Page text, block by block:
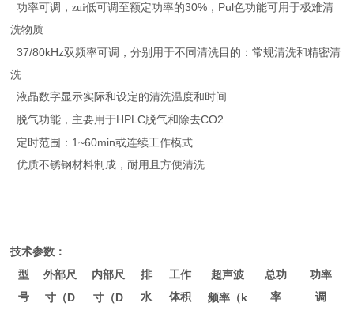
功率可调，zui低可调至额定功率的30% ， Pul色功能可用于极难清
洗物质
37/80kHz双频率可调，分别用于不同清洗目的：常规清洗和精密清
洗
液晶数字显示实际和设定的清洗温度和时间
脱气功能，主要用于HPLC脱气和除去CO2
定时范围： 1~60min或连续工作模式
优质不锈钢材料制成，耐用且方便清洗
技术参数：
型
号
外部尺
寸 （D
内部尺
寸 （D
排
水
工作
体积
超声波
频率（k
总功
率
功率
调